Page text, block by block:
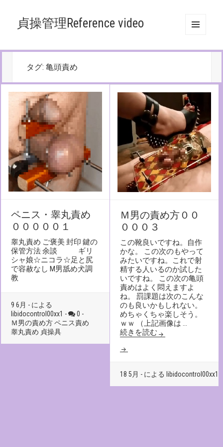
貞操管理Reference video
タグ: 亀頭責め
ペニス・睾丸責め
０００００１
睾丸責め ご褒美 封印 鍵の
保管方法 余談 ギリ
シャ娘☆ニコラ☆足と尻
で容赦なし M男舐め犬調
教
9 6月 - による
libidocontrol00xx1 -
0 -
Ｍ男の責め方 ペニス責め
睾丸責め 貞操具
Ｍ男の責め方００
０００３
この靴良いですね。自作
かな。 この次のもやって
みたいですね。これで射
精する人いるのか試した
いですね。 この次の亀頭
責めはよく悶えますよ
ね。 罰課題は次のこんな
のも良いかもしれない。
めちゃくちゃ楽しそう。
ｗｗ （上記画像は …
続きを読む
18 5月 - による libidocontrol00xx1